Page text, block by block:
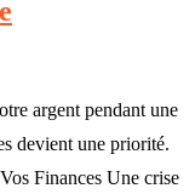
argent pendant une
devient une priorité.
Finances Une crise